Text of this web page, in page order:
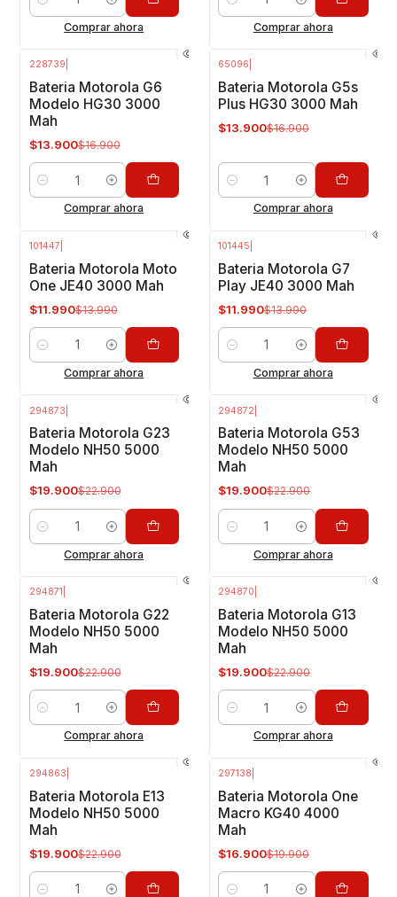
Cantidad
Comprar ahora
Cantidad
Comprar ahora
228739
Bateria Motorola G6
Modelo HG30 3000
Mah
$13.900$16.900
Cantidad
Comprar ahora
65096
Bateria Motorola G5s
Plus HG30 3000 Mah
$13.900$16.900
Cantidad
Comprar ahora
101447
Bateria Motorola Moto
One JE40 3000 Mah
$11.990$13.990
Cantidad
Comprar ahora
101445
Bateria Motorola G7
Play JE40 3000 Mah
$11.990$13.990
Cantidad
Comprar ahora
294873
Bateria Motorola G23
Modelo NH50 5000
Mah
$19.900$22.900
Cantidad
Comprar ahora
294872
Bateria Motorola G53
Modelo NH50 5000
Mah
$19.900$22.900
Cantidad
Comprar ahora
294871
Bateria Motorola G22
Modelo NH50 5000
Mah
$19.900$22.900
Cantidad
Comprar ahora
294870
Bateria Motorola G13
Modelo NH50 5000
Mah
$19.900$22.900
Cantidad
Comprar ahora
294863
Bateria Motorola E13
Modelo NH50 5000
Mah
$19.900$22.900
297138
Bateria Motorola One
Macro KG40 4000
Mah
$16.900$19.900